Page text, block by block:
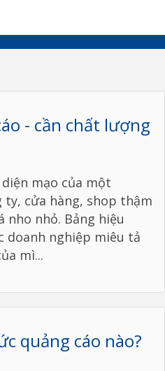
- cần chất lượng
mạo của một
cửa hàng, shop thậm
nhỏ. Bảng hiệu
doanh nghiệp miêu tả
mì...
quảng cáo nào?